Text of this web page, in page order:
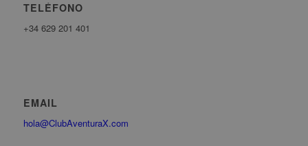
TELÉFONO
+34 629 201 401
EMAIL
hola@ClubAventuraX.com